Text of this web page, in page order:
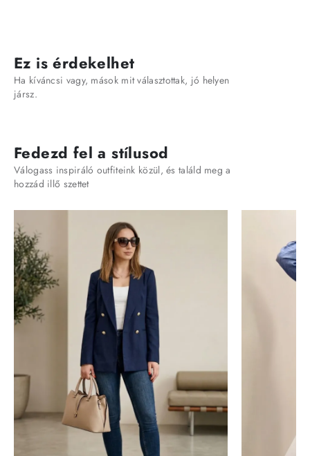
Ez is érdekelhet
Ha kíváncsi vagy, mások mit választottak, jó helyen
jársz.
Fedezd fel a stílusod
Válogass inspiráló outfiteink közül, és találd meg a
hozzád illő szettet